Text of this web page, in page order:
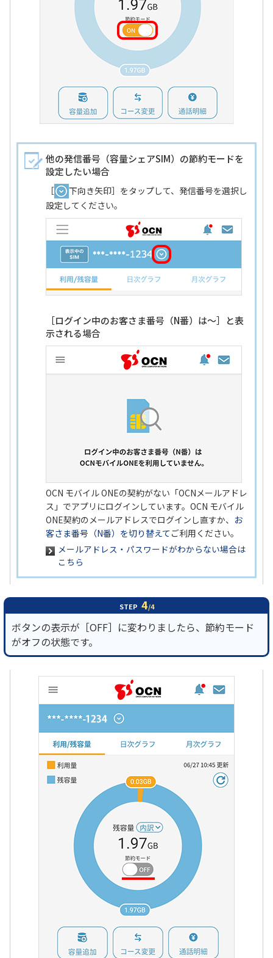
他の発信番号（容量シェアSIM）の節約モードを
設定したい場合
［
下向き矢印］をタップして、発信番号を選択し
設定してください。
［ログイン中のお客さま番号（N番）は～］と表
示される場合
OCN モバイル ONEの契約がない「OCNメールアドレ
ス」でアプリにログインしています。OCN モバイル
ONE契約のメールアドレスでログインし直すか、 お
客さま番号（N番）を切り替えて ご利用ください。
メールアドレス・パスワードがわからない場合は
こちら
STEP 4/4
ボタンの表示が［OFF］に変わりましたら、節約モード
がオフの状態です。